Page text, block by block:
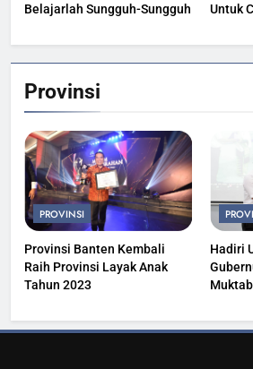
Belajarlah Sungguh-Sungguh
Untuk
Provinsi
PROVINSI
Provinsi Banten Kembali
Raih Provinsi Layak Anak
Tahun 2023
Hadiri